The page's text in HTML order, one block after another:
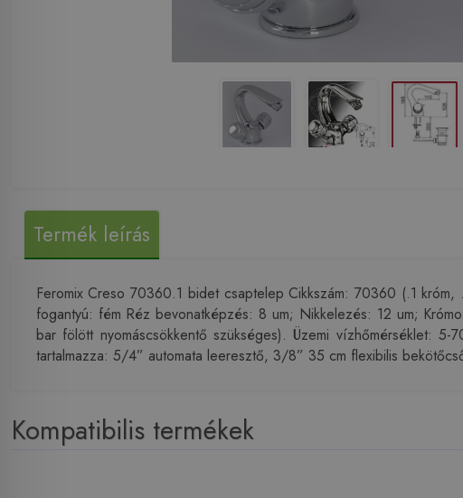
Termék leírás
Feromix Creso 70360.1 bidet csaptelep Cikkszám: 70360 (.1
fogantyú: fém Réz bevonatképzés: 8 um; Nikkelezés: 12 um;
bar fölött nyomáscsökkentő szükséges). Üzemi vízhőmérséklet:
tartalmazza: 5/4” automata leeresztő, 3/8” 35 cm flexibilis
Kompatibilis termékek